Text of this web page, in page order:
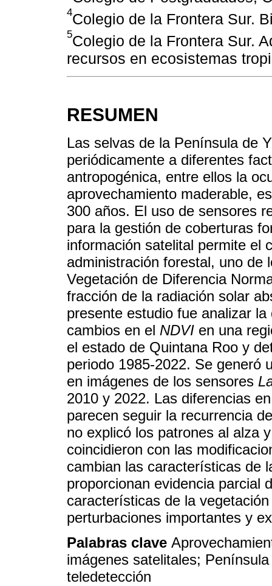
4Colegio de la Frontera Sur.
5Colegio de la Frontera Sur.
recursos en ecosistemas
RESUMEN
Las selvas de la Península de
periódicamente a diferentes
antropogénica, entre ellos la
aprovechamiento maderable,
300 años. El uso de sensores
para la gestión de coberturas
información satelital permite el
administración forestal, uno de
Vegetación de Diferencia
fracción de la radiación solar
presente estudio fue analizar
cambios en el NDVI en una
el estado de Quintana Roo y
periodo 1985-2022. Se generó
en imágenes de los sensores
2010 y 2022. Las diferencias
parecen seguir la recurrencia
no explicó los patrones al alza
coincidieron con las
cambian las características de
proporcionan evidencia parcial
características de la
perturbaciones importantes y
Palabras clave
imágenes satelitales;
teledetección